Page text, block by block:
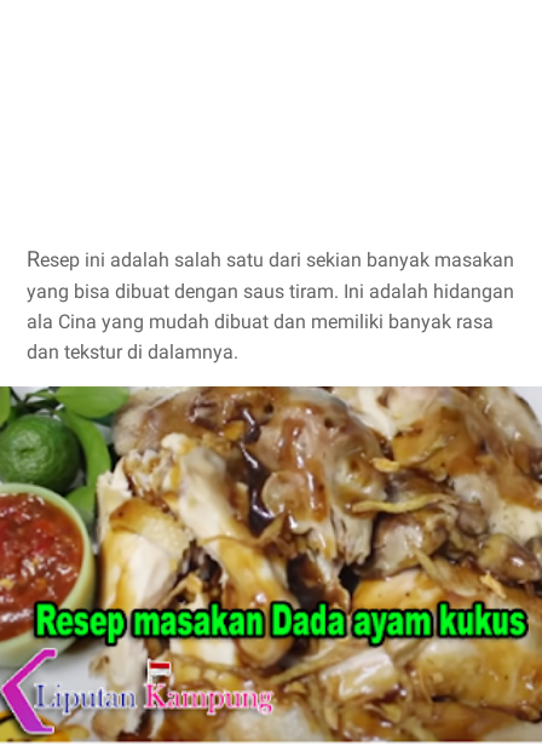
Resep ini adalah salah satu dari sekian banyak masakan
yang bisa dibuat dengan saus tiram. Ini adalah hidangan
ala Cina yang mudah dibuat dan memiliki banyak rasa
dan tekstur di dalamnya.